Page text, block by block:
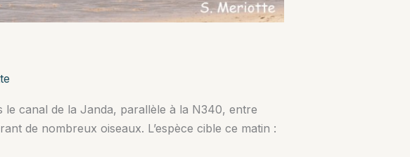
le canal de la Janda, parallèle à la N340, entre
de nombreux oiseaux. L’espèce cible ce matin :